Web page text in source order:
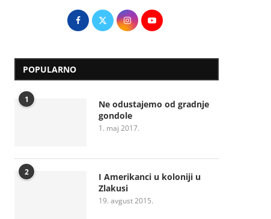
POPULARNO
1
Ne odustajemo od gradnje
gondole
1. maj 2017.
2
I Amerikanci u koloniji u
Zlakusi
19. avgust 2015.